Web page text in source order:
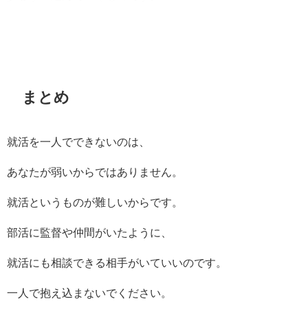
まとめ
就活を一人でできないのは、
あなたが弱いからではありません。
就活というものが難しいからです。
部活に監督や仲間がいたように、
就活にも相談できる相手がいていいのです。
一人で抱え込まないでください。